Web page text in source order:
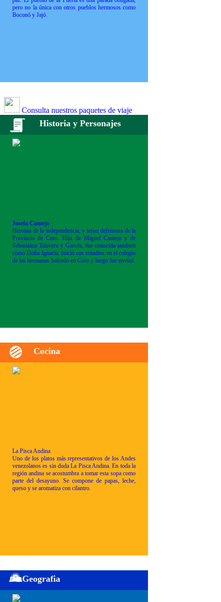
pero no la única con otros pueblos hermosos como
Boconó y Jajó.
Consulta nuestros paquetes de viaje
Historia y Personajes
Josefa Camejo
Heroína de la independencia, y tenaz defensora de la
Provincia de Coro. Hija de Miguel Camejo y de
Sebastiana Talavera y Garcés, fue conocida también
como Doña Ignacia. Inició sus estudios en el colegio
de las hermanas Salcedo en Coro y luego fue enviad
Cocina
La Pisca Andina
Uno de los platos más representativos de los Andes
venezolanos es sin duda La Pisca Andina. En toda la
región andina se acostumbra a tomar esta sopa como
parte del desayuno. Se compone de papas, leche,
queso y se aromatiza con cilantro.
Geografia